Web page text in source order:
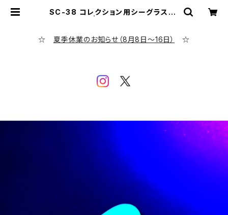
SC-38 コレクション用シーグラス(ウ
☆ 夏季休業のお知らせ（8月8日～16日） ☆